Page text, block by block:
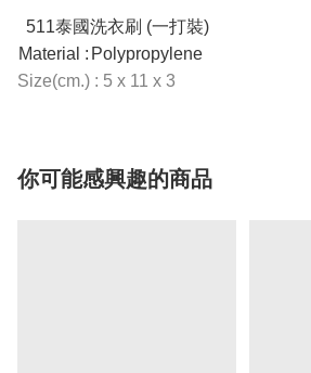
511泰國洗衣刷 (一打裝)
Material : Polypropylene
Size(cm.) : 5 x 11 x 3
你可能感興趣的商品